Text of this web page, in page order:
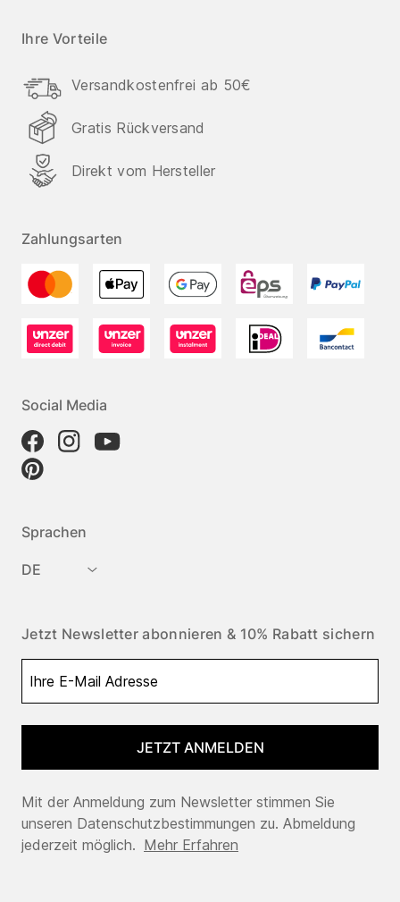
Ihre Vorteile
Versandkostenfrei ab 50€
Gratis Rückversand
Direkt vom Hersteller
Zahlungsarten
Social Media
Sprachen
DE
Jetzt Newsletter abonnieren & 10% Rabatt sichern
JETZT ANMELDEN
Mit der Anmeldung zum Newsletter stimmen Sie
unseren Datenschutzbestimmungen zu. Abmeldung
jederzeit möglich. Mehr Erfahren